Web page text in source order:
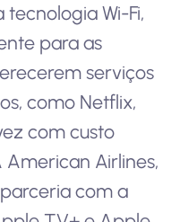
Wi-Fi,
para as
serviços
como Netflix,
com custo
Airlines,
com a